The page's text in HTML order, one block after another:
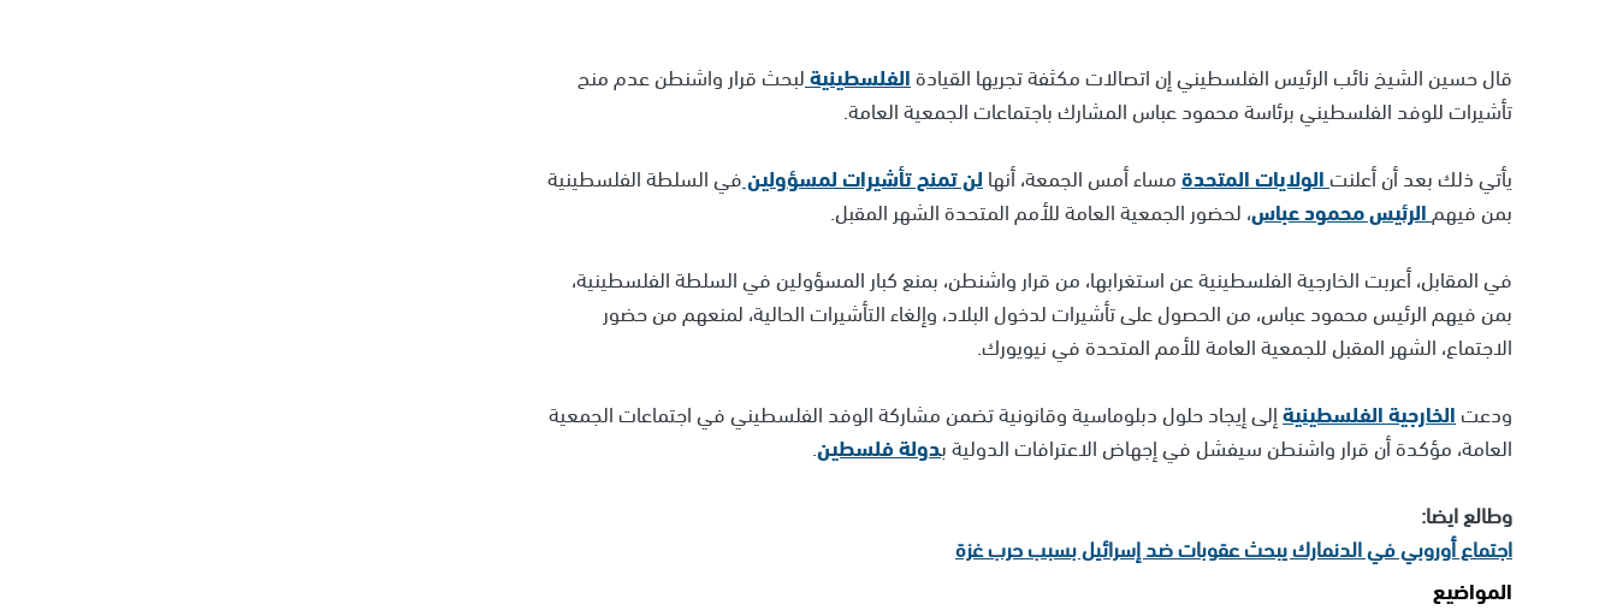
قال حسين الشيخ نائب الرئيس الفلسطيني إن اتصالات مكثفة تجريها القيادةالفلسطينيةلبحث قرار واشنطن عدم منح
تأشيرات للوفد الفلسطيني برئاسة محمود عباس المشارك باجتماعات الجمعية العامة.
يأتي ذلك بعد أن أعلنتالولايات المتحدةمساء أمس الجمعة، أنهالن تمنح تأشيرات لمسؤولينفي السلطة الفلسطينية
بمن فيهمالرئيس محمود عباس، لحضور الجمعية العامة للأمم المتحدة الشهر المقبل.
في المقابل، أعربت الخارجية الفلسطينية عن استغرابها، من قرار واشنطن، بمنع كبار المسؤولين في السلطة الفلسطينية،
بمن فيهم الرئيس محمود عباس، من الحصول على تأشيرات لدخول البلاد، وإلغاء التأشيرات الحالية، لمنعهم من حضور
الاجتماع، الشهر المقبل للجمعية العامة للأمم المتحدة في نيويورك.
ودعتالخارجية الفلسطينيةإلى إيجاد حلول دبلوماسية وقانونية تضمن مشاركة الوفد الفلسطيني في اجتماعات الجمعية
العامة، مؤكدة أن قرار واشنطن سيفشل في إجهاض الاعترافات الدولية بدولة فلسطين.
وطالع ايضا:
اجتماع أوروبي في الدنمارك يبحث عقوبات ضد إسرائيل بسبب حرب غزة
المواضيع